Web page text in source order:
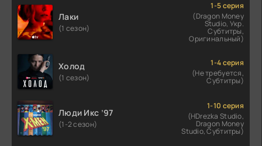
Лаки
(1 сезон)
1-5 серия
(Dragon Money
Studio, Укр.
Субтитры,
Оригинальный)
Холод
(1 сезон)
1-4 серия
(Не требуется,
Субтитры)
Люди Икс ’97
(1-2 сезон)
1-10 серия
(HDrezka Studio,
Dragon Money
Studio, Субтитры)